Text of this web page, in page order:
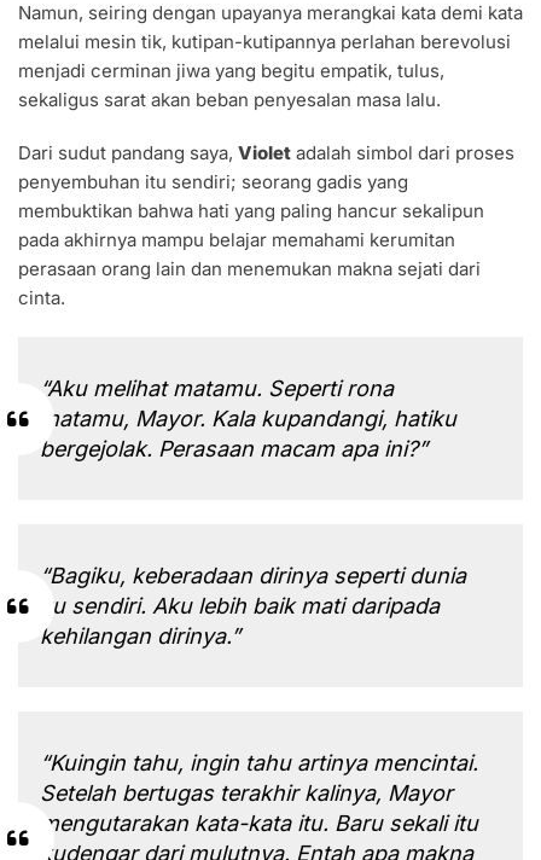
Namun, seiring dengan upayanya merangkai kata demi kata
melalui mesin tik, kutipan-kutipannya perlahan berevolusi
menjadi cerminan jiwa yang begitu empatik, tulus,
sekaligus sarat akan beban penyesalan masa lalu.
Dari sudut pandang saya, Violet adalah simbol dari proses
penyembuhan itu sendiri; seorang gadis yang
membuktikan bahwa hati yang paling hancur sekalipun
pada akhirnya mampu belajar memahami kerumitan
perasaan orang lain dan menemukan makna sejati dari
cinta.
“Aku melihat matamu. Seperti rona
matamu, Mayor. Kala kupandangi, hatiku
bergejolak. Perasaan macam apa ini?”
“Bagiku, keberadaan dirinya seperti dunia
itu sendiri. Aku lebih baik mati daripada
kehilangan dirinya.”
“Kuingin tahu, ingin tahu artinya mencintai.
Setelah bertugas terakhir kalinya, Mayor
mengutarakan kata-kata itu. Baru sekali itu
kudengar dari mulutnya. Entah apa makna